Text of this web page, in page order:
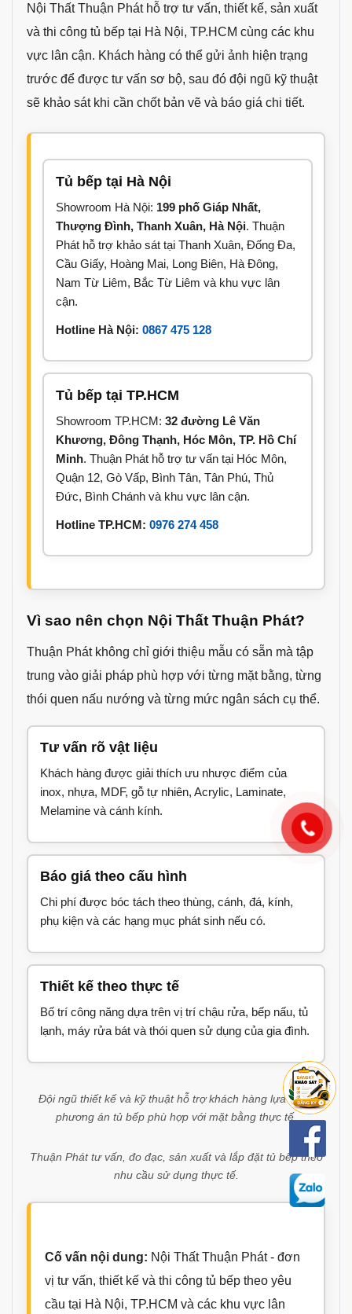
Nội Thất Thuận Phát hỗ trợ tư vấn, thiết kế, sản xuất
và thi công tủ bếp tại Hà Nội, TP.HCM cùng các khu
vực lân cận. Khách hàng có thể gửi ảnh hiện trạng
trước để được tư vấn sơ bộ, sau đó đội ngũ kỹ thuật
sẽ khảo sát khi cần chốt bản vẽ và báo giá chi tiết.
Tủ bếp tại Hà Nội
Showroom Hà Nội: 199 phố Giáp Nhất,
Thượng Đình, Thanh Xuân, Hà Nội. Thuận
Phát hỗ trợ khảo sát tại Thanh Xuân, Đống Đa,
Cầu Giấy, Hoàng Mai, Long Biên, Hà Đông,
Nam Từ Liêm, Bắc Từ Liêm và khu vực lân
cận.
Hotline Hà Nội: 0867 475 128
Tủ bếp tại TP.HCM
Showroom TP.HCM: 32 đường Lê Văn
Khương, Đông Thạnh, Hóc Môn, TP. Hồ Chí
Minh. Thuận Phát hỗ trợ tư vấn tại Hóc Môn,
Quận 12, Gò Vấp, Bình Tân, Tân Phú, Thủ
Đức, Bình Chánh và khu vực lân cận.
Hotline TP.HCM: 0976 274 458
Vì sao nên chọn Nội Thất Thuận Phát?
Thuận Phát không chỉ giới thiệu mẫu có sẵn mà tập
trung vào giải pháp phù hợp với từng mặt bằng, từng
thói quen nấu nướng và từng mức ngân sách cụ thể.
Tư vấn rõ vật liệu
Khách hàng được giải thích ưu nhược điểm của
inox, nhựa, MDF, gỗ tự nhiên, Acrylic, Laminate,
Melamine và cánh kính.
Báo giá theo cấu hình
Chi phí được bóc tách theo thùng, cánh, đá, kính,
phụ kiện và các hạng mục phát sinh nếu có.
Thiết kế theo thực tế
Bố trí công năng dựa trên vị trí chậu rửa, bếp nấu, tủ
lạnh, máy rửa bát và thói quen sử dụng của gia đình.
Đội ngũ thiết kế và kỹ thuật hỗ trợ khách hàng lựa chọn
phương án tủ bếp phù hợp với mặt bằng thực tế.
Thuận Phát tư vấn, đo đạc, sản xuất và lắp đặt tủ bếp theo
nhu cầu sử dụng thực tế.
Cố vấn nội dung: Nội Thất Thuận Phát - đơn
vị tư vấn, thiết kế và thi công tủ bếp theo yêu
cầu tại Hà Nội, TP.HCM và các khu vực lân